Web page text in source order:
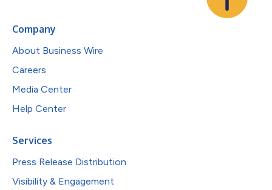
Company
About Business Wire
Careers
Media Center
Help Center
Services
Press Release Distribution
Visibility & Engagement